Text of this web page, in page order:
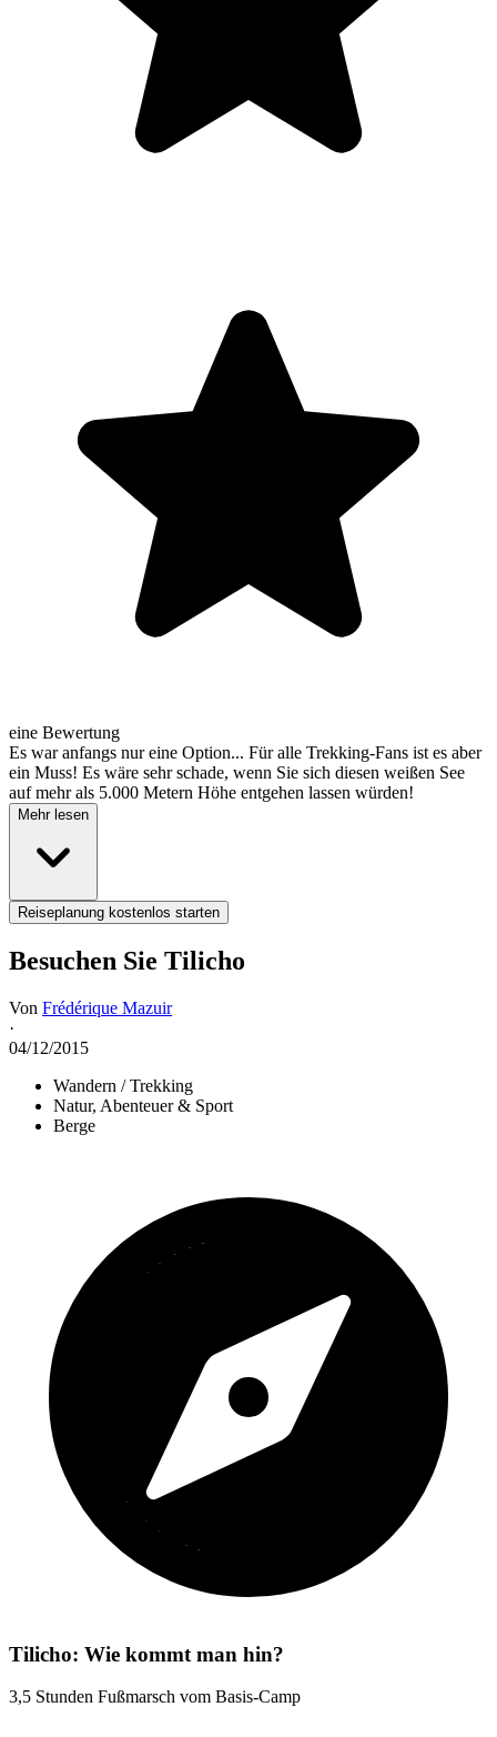
eine Bewertung
Es war anfangs nur eine Option... Für alle Trekking-Fans ist es aber
ein Muss! Es wäre sehr schade, wenn Sie sich diesen weißen See
auf mehr als 5.000 Metern Höhe entgehen lassen würden!
Mehr lesen
Reiseplanung kostenlos starten
Besuchen Sie Tilicho
Von Frédérique Mazuir
·
04/12/2015
Wandern / Trekking
Natur, Abenteuer & Sport
Berge
Tilicho: Wie kommt man hin?
3,5 Stunden Fußmarsch vom Basis-Camp